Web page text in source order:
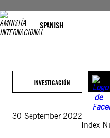
SPANISH
INVESTIGACIÓN
30 September 2022
Index